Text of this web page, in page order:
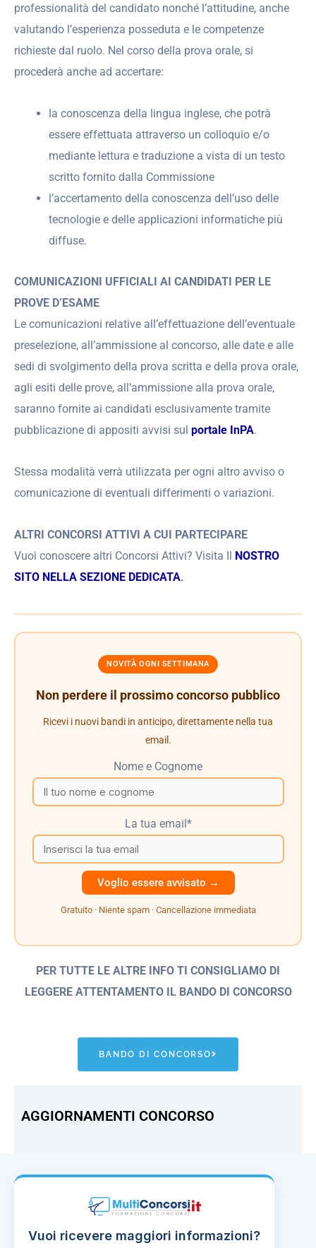
professionalità del candidato nonché l’attitudine, anche
valutando l’esperienza posseduta e le competenze
richieste dal ruolo. Nel corso della prova orale, si
procederà anche ad accertare:
la conoscenza della lingua inglese, che potrà
essere effettuata attraverso un colloquio e/o
mediante lettura e traduzione a vista di un testo
scritto fornito dalla Commissione
l’accertamento della conoscenza dell’uso delle
tecnologie e delle applicazioni informatiche più
diffuse.
COMUNICAZIONI UFFICIALI AI CANDIDATI PER LE
PROVE D’ESAME
Le comunicazioni relative all’effettuazione dell’eventuale
preselezione, all’ammissione al concorso, alle date e alle
sedi di svolgimento della prova scritta e della prova orale,
agli esiti delle prove, all’ammissione alla prova orale,
saranno fornite ai candidati esclusivamente tramite
pubblicazione di appositi avvisi sul portale InPA.
Stessa modalità verrà utilizzata per ogni altro avviso o
comunicazione di eventuali differimenti o variazioni.
ALTRI CONCORSI ATTIVI A CUI PARTECIPARE
Vuoi conoscere altri Concorsi Attivi? Visita Il NOSTRO
SITO NELLA SEZIONE DEDICATA.
NOVITÀ OGNI SETTIMANA
Non perdere il prossimo concorso pubblico
Ricevi i nuovi bandi in anticipo, direttamente nella tua
email.
Nome e Cognome
La tua email*
Gratuito · Niente spam · Cancellazione immediata
PER TUTTE LE ALTRE INFO TI CONSIGLIAMO DI
LEGGERE ATTENTAMENTO IL BANDO DI CONCORSO
BANDO DI CONCORSO
AGGIORNAMENTI CONCORSO
Vuoi ricevere maggiori informazioni?